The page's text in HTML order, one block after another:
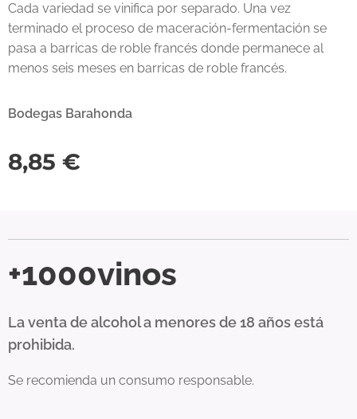
Cada variedad se vinifica por separado. Una vez
terminado el proceso de maceración-fermentación se
pasa a barricas de roble francés donde permanece al
menos seis meses en barricas de roble francés.
Bodegas Barahonda
8,85 €
+1000vinos
La venta de alcohol a menores de 18 años está
prohibida.
Se recomienda un consumo responsable.